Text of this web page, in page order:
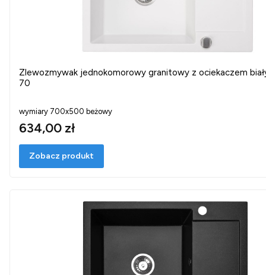
Zlewozmywak jednokomorowy granitowy z ociekaczem
70
wymiary 700x500 beżowy
634,00 zł
Zobacz produkt